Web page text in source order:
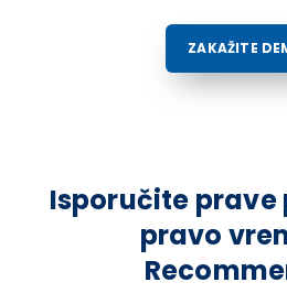
ZAKAŽITE
Isporučite prave
pravo